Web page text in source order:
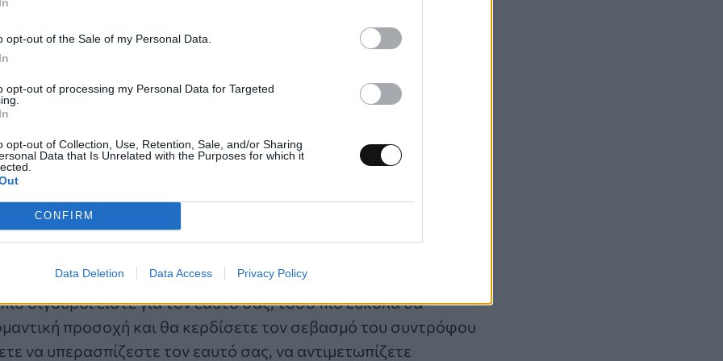
opt-out of the Sale of my Personal Data.
opt-out of processing my Personal Data for Targeted
opt-out of Collection, Use, Retention, Sale, and/or Sharing
Data that Is Unrelated with the Purposes for which it
CONFIRM
Data Deletion Data Access Privacy Policy
Σχέσεων.
από το διαζύγιο των γονιών σας ίσως να σας εμπόδισαν να
δέσμευση.
Είναι επίσης πιθανό ότι η προοπτική της απόρριψης σας έχει
τη συντροφικότητα συνολικά.
Χείρωνα, μπορείτε να υιοθετήσετε μια πιο αυτοπεποίθηση
σίγουροι είστε για τον εαυτό σας, τόσο πιο εύκολα θα
προσοχή και θα κερδίσετε τον σεβασμό του συντρόφου
να υπερασπίζεστε τον εαυτό σας, να αντιμετωπίζετε